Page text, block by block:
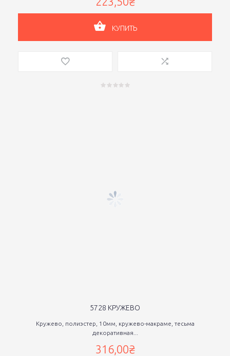
КУПИТЬ
5728 КРУЖЕВО
Кружево, полиэстер, 10мм, кружево-макраме, тесьма
декоративная...
316,00₴